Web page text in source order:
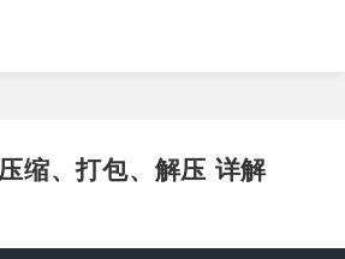
缩、打包、解压 详解